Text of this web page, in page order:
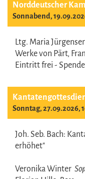
Norddeutscher
Sonnabend,
Ltg. Maria
Werke von Pärt,
Eintritt frei -
Sonntag, 27.09.2026,
Joh. Seb. Bach:
erhöhet"
Veronika Winter